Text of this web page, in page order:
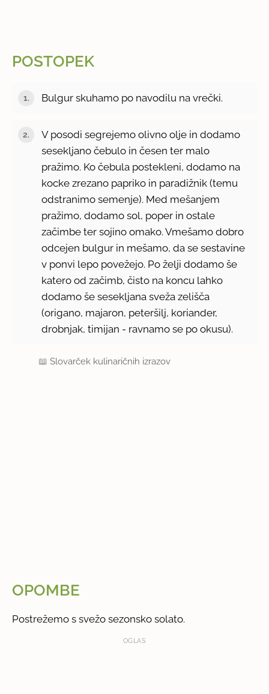
POSTOPEK
Bulgur skuhamo po navodilu na vrečki.
V posodi segrejemo olivno olje in dodamo
sesekljano čebulo in česen ter malo
pražimo. Ko čebula postekleni, dodamo na
kocke zrezano papriko in paradižnik (temu
odstranimo semenje). Med mešanjem
pražimo, dodamo sol, poper in ostale
začimbe ter sojino omako. Vmešamo dobro
odcejen bulgur in mešamo, da se sestavine
v ponvi lepo povežejo. Po želji dodamo še
katero od začimb, čisto na koncu lahko
dodamo še sesekljana sveža zelišča
(origano, majaron, peteršilj, koriander,
drobnjak, timijan - ravnamo se po okusu).
📖Slovarček kulinaričnih izrazov
OPOMBE
Postrežemo s svežo sezonsko solato.
OGLAS